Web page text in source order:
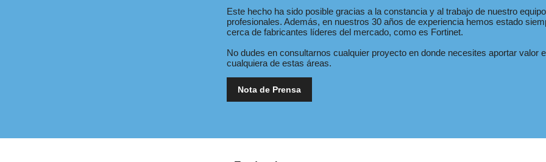
Este hecho ha sido posible gracias a la constancia y al trabajo de nuestro
profesionales. Además, en nuestros 30 años de experiencia hemos estado
cerca de fabricantes líderes del mercado, como es Fortinet.
No dudes en consultarnos cualquier proyecto en donde necesites aportar valor
cualquiera de estas áreas.
Nota de Prensa